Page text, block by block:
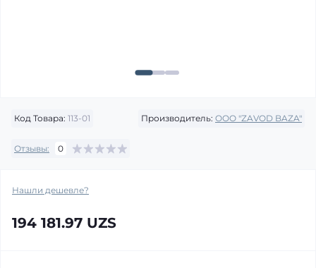
Код Товара: 113-01 Производитель: OOO "ZAVOD BAZA"
Отзывы: 0
Нашли дешевле?
194 181.97 UZS